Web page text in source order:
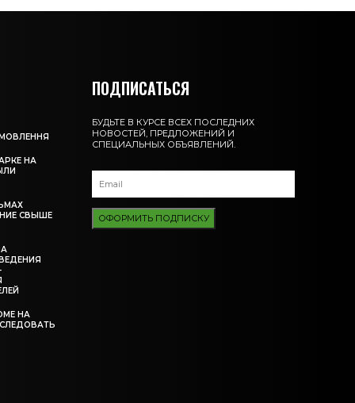
НА
СВЫШЕ
НА
ПОДПИСАТЬСЯ
БУДЬТЕ В КУРСЕ ВСЕХ ПОСЛЕДНИХ
НОВОСТЕЙ, ПРЕДЛОЖЕНИЙ И
СПЕЦИАЛЬНЫХ ОБЪЯВЛЕНИЙ.
ОФОРМИТЬ ПОДПИСКУ